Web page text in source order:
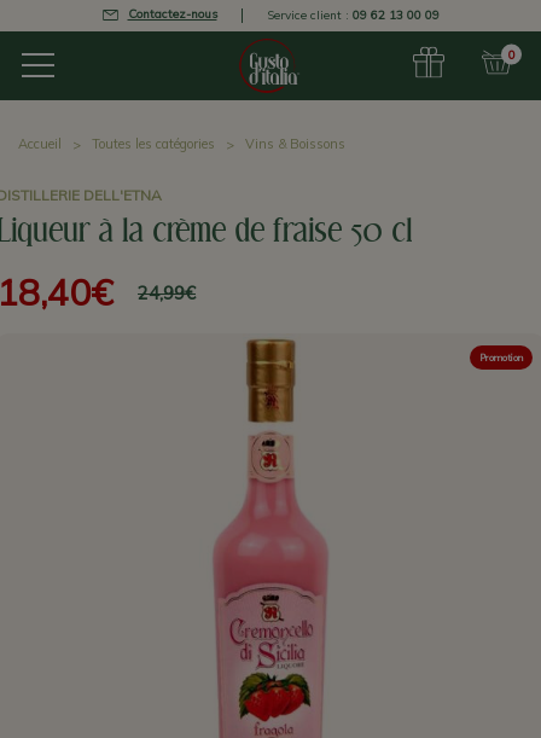
Contactez-nous Service client : 09 62 13 00 09
0
Accueil Toutes les catégories Vins & Boissons
DELL'ETNA
à la crème de fraise 50 cl
24,99€
Promotion